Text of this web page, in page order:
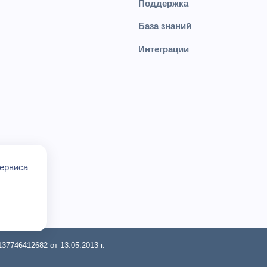
Поддержка
База знаний
Интеграции
от 13.05.2013 г.